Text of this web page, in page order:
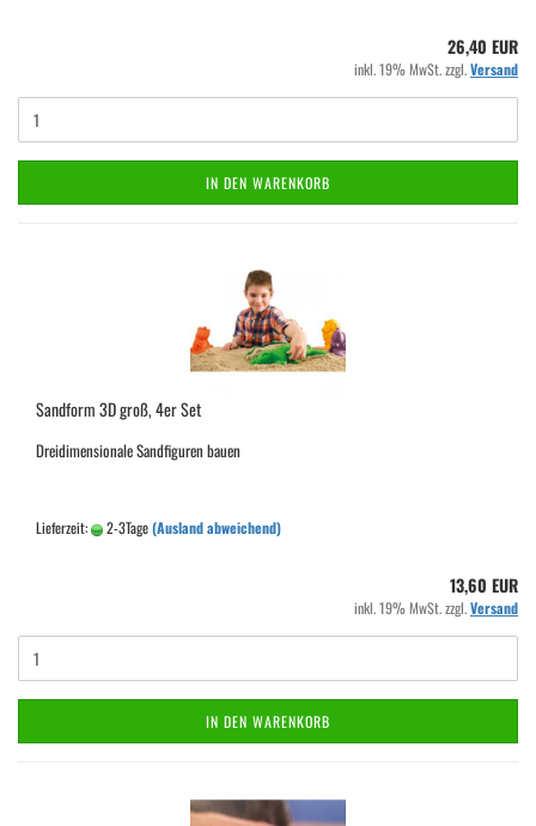
26,40 EUR
inkl. 19% MwSt. zzgl.Versand
IN DEN WARENKORB
Sandform 3D groß, 4er Set
Dreidimensionale Sandfiguren bauen
Lieferzeit: 2-3Tage(Ausland abweichend)
13,60 EUR
inkl. 19% MwSt. zzgl.Versand
IN DEN WARENKORB